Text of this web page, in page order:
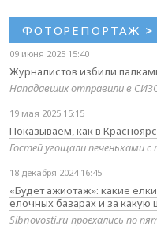
ФОТОРЕПОРТАЖ >
09 июня 2025 15:40
Журналистов избили
Нападавших отправили в
19 мая 2025 15:15
Показываем, как в
Гостей угощали печеньками с
18 декабря 2024 16:45
«Будет ажиотаж»: какие
елочных базарах и за какую
Sibnovosti.ru проехались по